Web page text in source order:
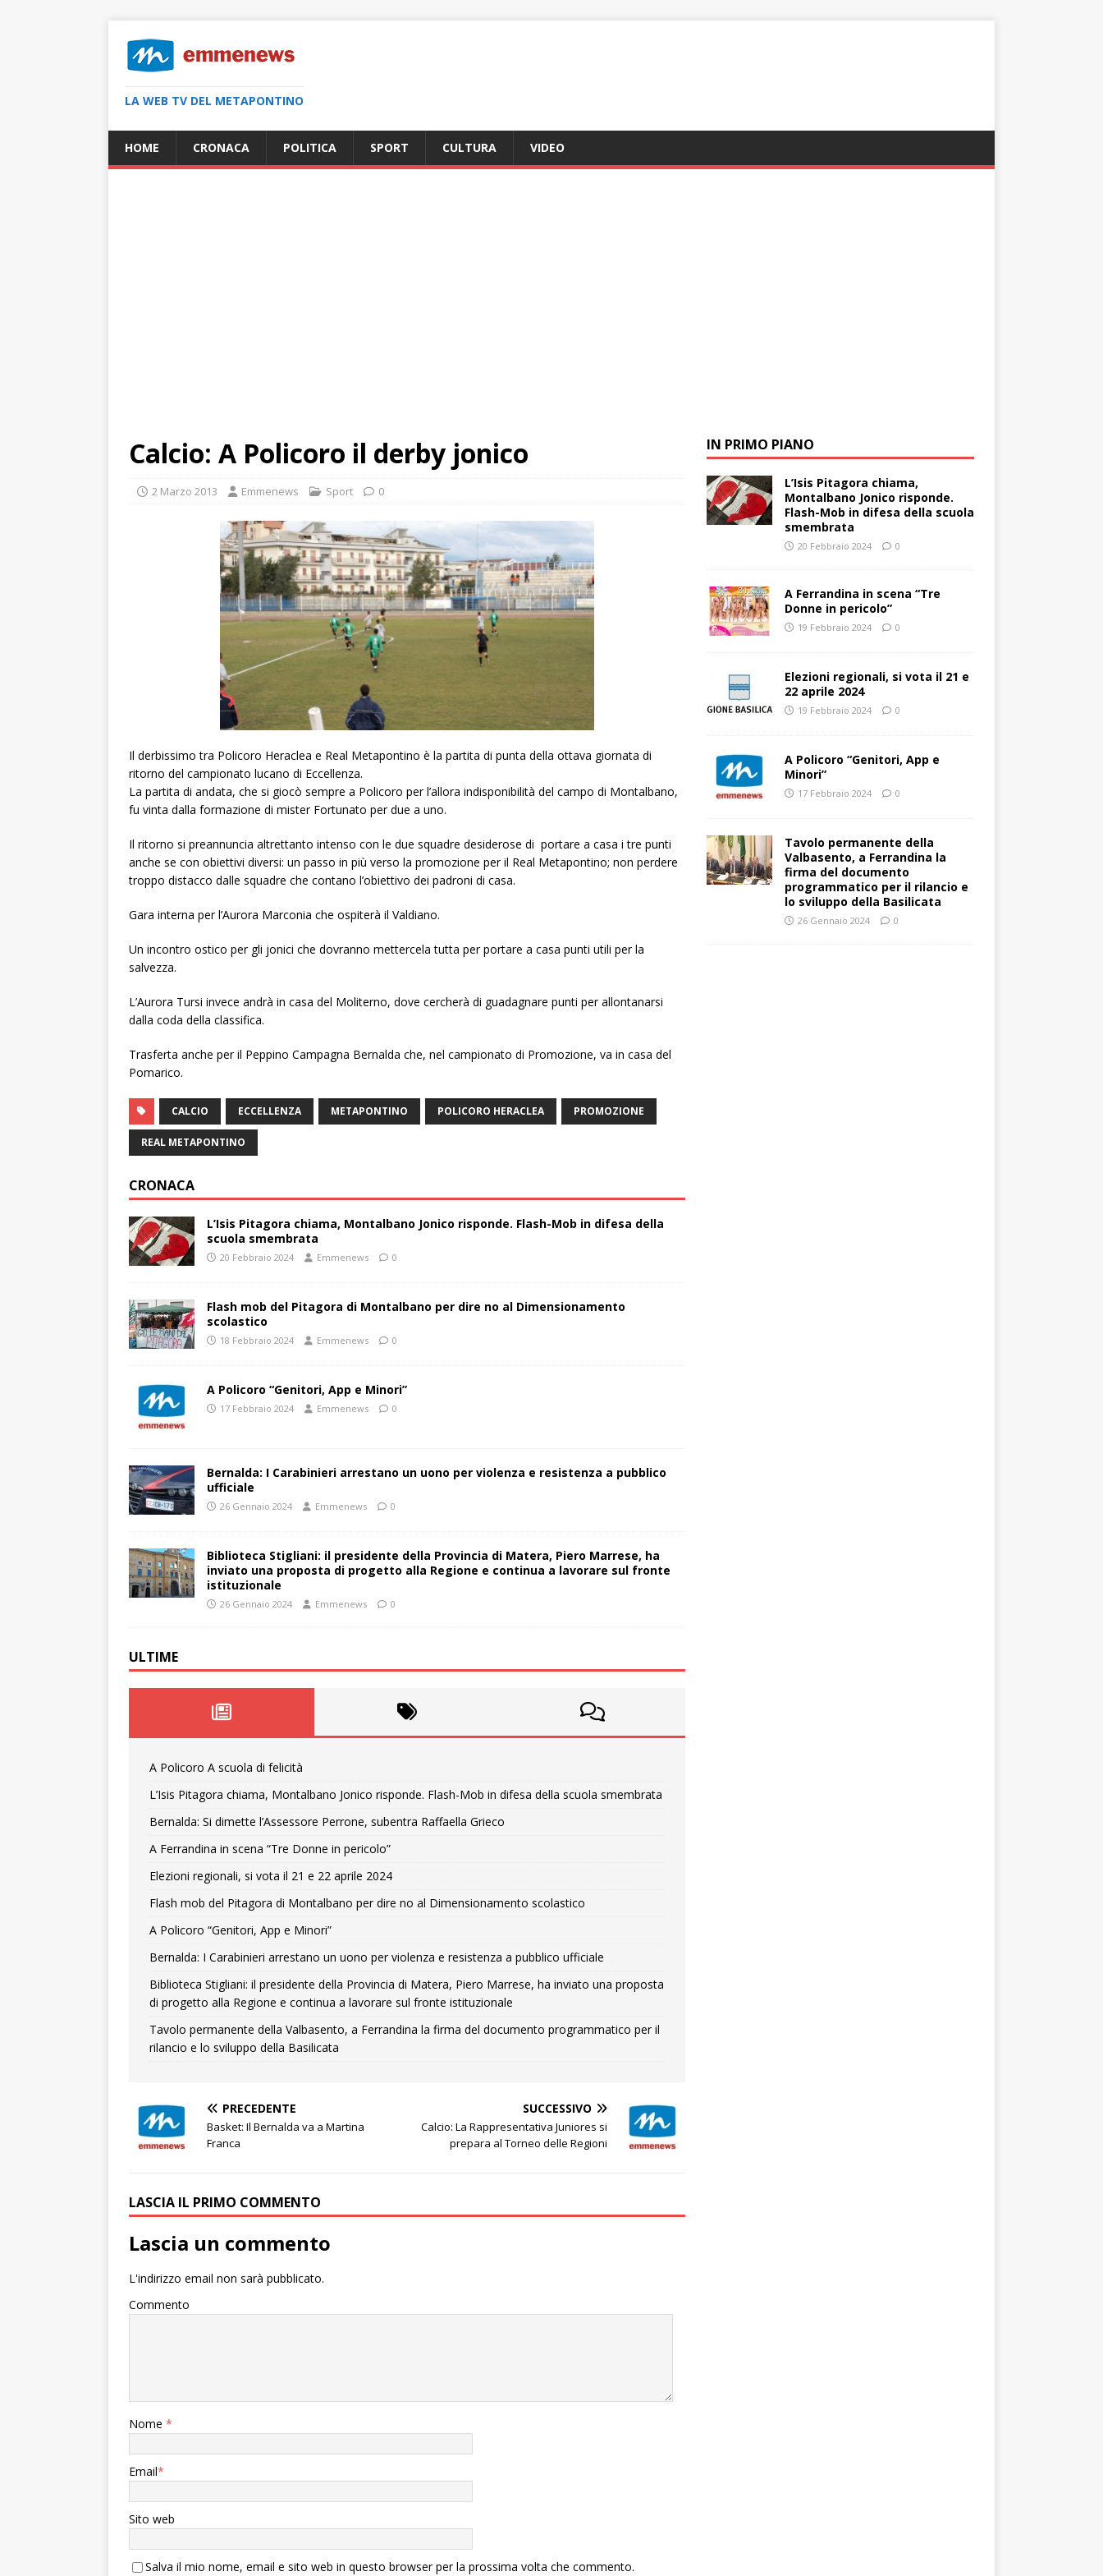
LA WEB TV DEL METAPONTINO
HOME CRONACA POLITICA SPORT CULTURA VIDEO
Calcio: A Policoro il derby jonico
2 Marzo 2013 Emmenews Sport 0
Il derbissimo tra Policoro Heraclea e Real Metapontino è la partita di punta della ottava giornata di
ritorno del campionato lucano di Eccellenza.
La partita di andata, che si giocò sempre a Policoro per l’allora indisponibilità del campo di Montalbano,
fu vinta dalla formazione di mister Fortunato per due a uno.
Il ritorno si preannuncia altrettanto intenso con le due squadre desiderose di portare a casa i tre punti
anche se con obiettivi diversi: un passo in più verso la promozione per il Real Metapontino; non perdere
troppo distacco dalle squadre che contano l’obiettivo dei padroni di casa.
Gara interna per l’Aurora Marconia che ospiterà il Valdiano.
Un incontro ostico per gli jonici che dovranno mettercela tutta per portare a casa punti utili per la
salvezza.
L’Aurora Tursi invece andrà in casa del Moliterno, dove cercherà di guadagnare punti per allontanarsi
dalla coda della classifica.
Trasferta anche per il Peppino Campagna Bernalda che, nel campionato di Promozione, va in casa del
Pomarico.
CALCIO ECCELLENZA METAPONTINO POLICORO HERACLEA PROMOZIONE
REAL METAPONTINO
CRONACA
L’Isis Pitagora chiama, Montalbano Jonico risponde. Flash-Mob in difesa della
scuola smembrata
20 Febbraio 2024 Emmenews 0
Flash mob del Pitagora di Montalbano per dire no al Dimensionamento
scolastico
18 Febbraio 2024 Emmenews 0
A Policoro “Genitori, App e Minori”
17 Febbraio 2024 Emmenews 0
Bernalda: I Carabinieri arrestano un uono per violenza e resistenza a pubblico
ufficiale
26 Gennaio 2024 Emmenews 0
Biblioteca Stigliani: il presidente della Provincia di Matera, Piero Marrese, ha
inviato una proposta di progetto alla Regione e continua a lavorare sul fronte
istituzionale
26 Gennaio 2024 Emmenews 0
ULTIME
A Policoro A scuola di felicità
L’Isis Pitagora chiama, Montalbano Jonico risponde. Flash-Mob in difesa della scuola smembrata
Bernalda: Si dimette l’Assessore Perrone, subentra Raffaella Grieco
A Ferrandina in scena “Tre Donne in pericolo”
Elezioni regionali, si vota il 21 e 22 aprile 2024
Flash mob del Pitagora di Montalbano per dire no al Dimensionamento scolastico
A Policoro “Genitori, App e Minori”
Bernalda: I Carabinieri arrestano un uono per violenza e resistenza a pubblico ufficiale
Biblioteca Stigliani: il presidente della Provincia di Matera, Piero Marrese, ha inviato una proposta
di progetto alla Regione e continua a lavorare sul fronte istituzionale
Tavolo permanente della Valbasento, a Ferrandina la firma del documento programmatico per il
rilancio e lo sviluppo della Basilicata
PRECEDENTE
Basket: Il Bernalda va a Martina
Franca
SUCCESSIVO
Calcio: La Rappresentativa Juniores si
prepara al Torneo delle Regioni
LASCIA IL PRIMO COMMENTO
Lascia un commento
L'indirizzo email non sarà pubblicato.
Commento
Nome *
Email*
Sito web
Salva il mio nome, email e sito web in questo browser per la prossima volta che commento.
IN PRIMO PIANO
L’Isis Pitagora chiama,
Montalbano Jonico risponde.
Flash-Mob in difesa della scuola
smembrata
20 Febbraio 2024 0
A Ferrandina in scena “Tre
Donne in pericolo”
19 Febbraio 2024 0
Elezioni regionali, si vota il 21 e
22 aprile 2024
19 Febbraio 2024 0
A Policoro “Genitori, App e
Minori”
17 Febbraio 2024 0
Tavolo permanente della
Valbasento, a Ferrandina la
firma del documento
programmatico per il rilancio e
lo sviluppo della Basilicata
26 Gennaio 2024 0